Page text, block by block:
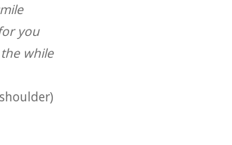
you
while